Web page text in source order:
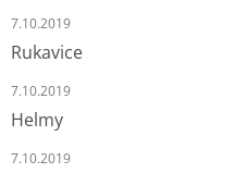
7.10.2019
Rukavice
7.10.2019
Helmy
7.10.2019